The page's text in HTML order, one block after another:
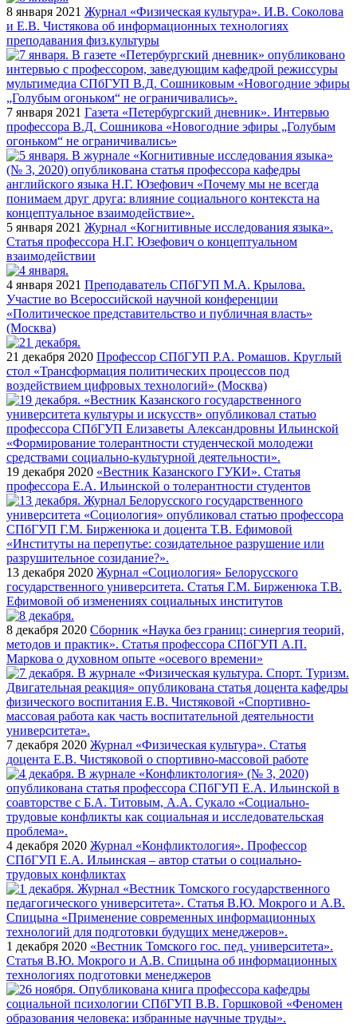
8 января 2021 Журнал «Физическая культура». И.В. Соколова
и Е.В. Чистякова об информационных технологиях
преподавания физ.культуры
7 января 2021 Газета «Петербургский дневник». Интервью
профессора В.Д. Сошникова «Новогодние эфиры „Голубым
огоньком“ не ограничивались»
5 января 2021 Журнал «Когнитивные исследования языка».
Статья профессора Н.Г. Юзефович о концептуальном
взаимодействии
4 января 2021 Преподаватель СПбГУП М.А. Крылова.
Участие во Всероссийской научной конференции
«Политическое представительство и публичная власть»
(Москва)
21 декабря 2020 Профессор СПбГУП Р.А. Ромашов. Круглый
стол «Трансформация политических процессов под
воздействием цифровых технологий» (Москва)
19 декабря 2020 «Вестник Казанского ГУКИ». Статья
профессора Е.А. Ильинской о толерантности студентов
13 декабря 2020 Журнал «Социология» Белорусского
государственного университета. Статья Г.М. Бирженюка Т.В.
Ефимовой об изменениях социальных институтов
8 декабря 2020 Сборник «Наука без границ: синергия теорий,
методов и практик». Статья профессора СПбГУП А.П.
Маркова о духовном опыте «осевого времени»
7 декабря 2020 Журнал «Физическая культура». Статья
доцента Е.В. Чистяковой о спортивно-массовой работе
4 декабря 2020 Журнал «Конфликтология». Профессор
СПбГУП Е.А. Ильинская – автор статьи о социально-
трудовых конфликтах
1 декабря 2020 «Вестник Томского гос. пед. университета».
Статья В.Ю. Мокрого и А.В. Спицына об информационных
технологиях подготовки менеджеров